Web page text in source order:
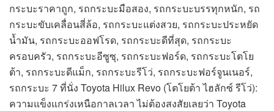
กระบะราคาถูก, รถกระบะมือสอง, รถกระบะบรรทุกหนัก, รถ
กระบะขับเคลื่อนสี่ล้อ, รถกระบะแต่งสวย, รถกระบะประหยัด
น้ำมัน, รถกระบะออฟโรด, รถกระบะดีที่สุด, รถกระบะ
ครอบครัว, รถกระบะอีซูซุ, รถกระบะฟอร์ด, รถกระบะโตโย
ต้า, รถกระบะดีแม็ก, รถกระบะรีโว่, รถกระบะฟอร์จูนเนอร์,
รถกระบะ 7 ที่นั่ง Toyota Hilux Revo (โตโยต้า ไฮลักซ์ รีโว่):
ความแข็งแกร่งเหนือกาลเวลา ไม่ต้องสงสัยเลยว่า Toyota